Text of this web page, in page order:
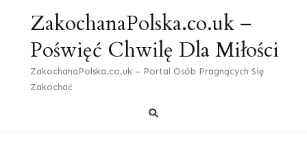
ZakochanaPolska.co.uk –
Poświęć Chwilę Dla Miłości
ZakochanaPolska.co.uk – Portal Osób Pragnących Się
Zakochać